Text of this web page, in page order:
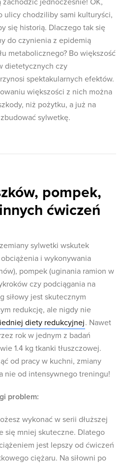
jednocześnie! OK,
ulicy chodziliby sami kulturyści,
się historią. Dlaczego tak się
do czynienia z epidemią
metabolicznego? Bo większość
dietetycznych czy
spektakularnych efektów.
większości z nich można
niż pożytku, a już na
sylwetkę.
pompek,
ćwiczeń
sylwetki wskutek
i wykonywania
pompek (uginania ramion w
czy podciągania na
siłowy jest skutecznym
redukcję, ale nigdy nie
diety redukcyjnej. Nawet
rok w jednym z badań
1.4 kg tkanki tłuszczowej.
od pracy w kuchni, zmiany
nie od intensywnego treningu!
problem:
wykonać w serii dłuższej
się mniej skuteczne. Dlatego
jest lepszy od ćwiczeń
ciężaru. Na siłowni po